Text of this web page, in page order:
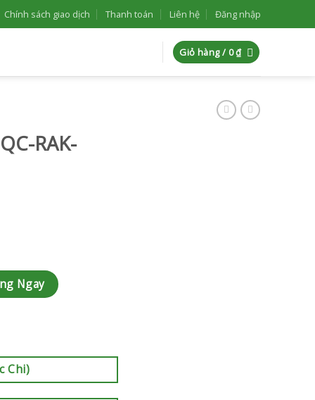
Chính sách giao dịch Thanh toán Liên hệ Đăng nhập
Giỏ hàng / 0₫
RAK-
Ngay
Chi)